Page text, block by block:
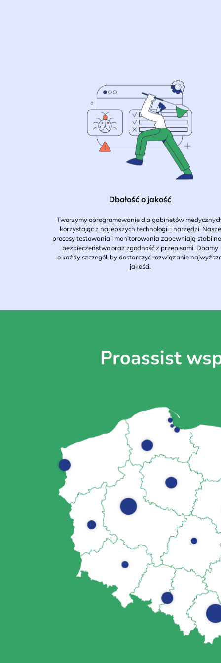
Dbałość o jakość
Tworzymy oprogramowanie dla gabinetów
korzystając z najlepszych technologii i narzędzi. Nasze
procesy testowania i monitorowania zapewniają
bezpieczeństwo oraz zgodność z przepisami. Dbamy
o każdy szczegół, by dostarczyć rozwiązanie
jakości.
Proassist